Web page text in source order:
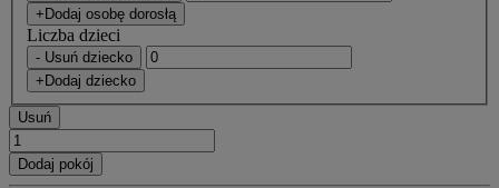
+Dodaj osobę dorosłą
Liczba dzieci
- Usuń dziecko
+Dodaj dziecko
Usuń
Dodaj pokój